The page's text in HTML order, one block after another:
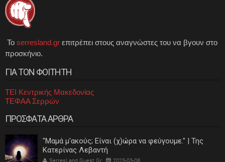
Το serresland.gr επιτρέπει στους αναγνώστες του να βγουν στο
προσκήνιο.
ΓΙΑ ΤΟΝ ΦΟΙΤΗΤΗ
ΤΕΙ Κεντρικής Μακεδονίας
ΤΕΦΑΑ Σερρών
ΠΡΟΣΦΑΤΑ ΑΡΘΡΑ
"Μαμά μ'ακούς; Είναι (χ)ώρα να φεύγουμε." | Της
Κατερίνας Λεβαντή
SerresLand Guest Gr 2023-03-08